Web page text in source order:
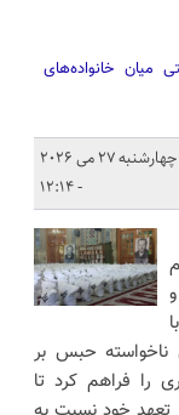
300 بسته معیشتی میان خانواده‌های
تاریخ انتشار : چهارشنبه 27 می 2026
- 12:14
حبس بر
را فراهم کرد تا